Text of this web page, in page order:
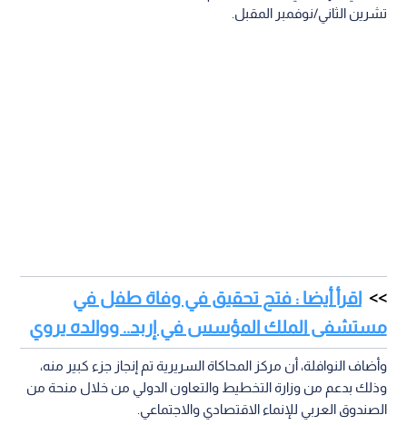
تشرين الثاني/نوفمبر المقبل.
اقرأ أيضا : فتح تحقيق في وفاة طفل في
مستشفى الملك المؤسس في إربد.. ووالده يروي
وأضاف النوافلة، أن مركز المحاكاة السريرية تم إنجاز جزء كبير منه،
وذلك بدعم من وزارة التخطيط والتعاون الدولي من خلال منحة من
الصندوق العربي للإنماء الاقتصادي والاجتماعي.